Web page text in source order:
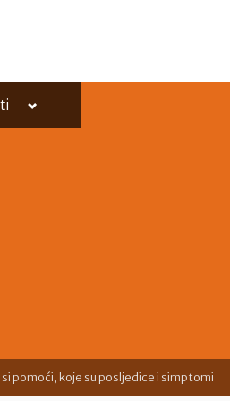
Toggle
menu
si pomoći, koje su posljedice i simptomi